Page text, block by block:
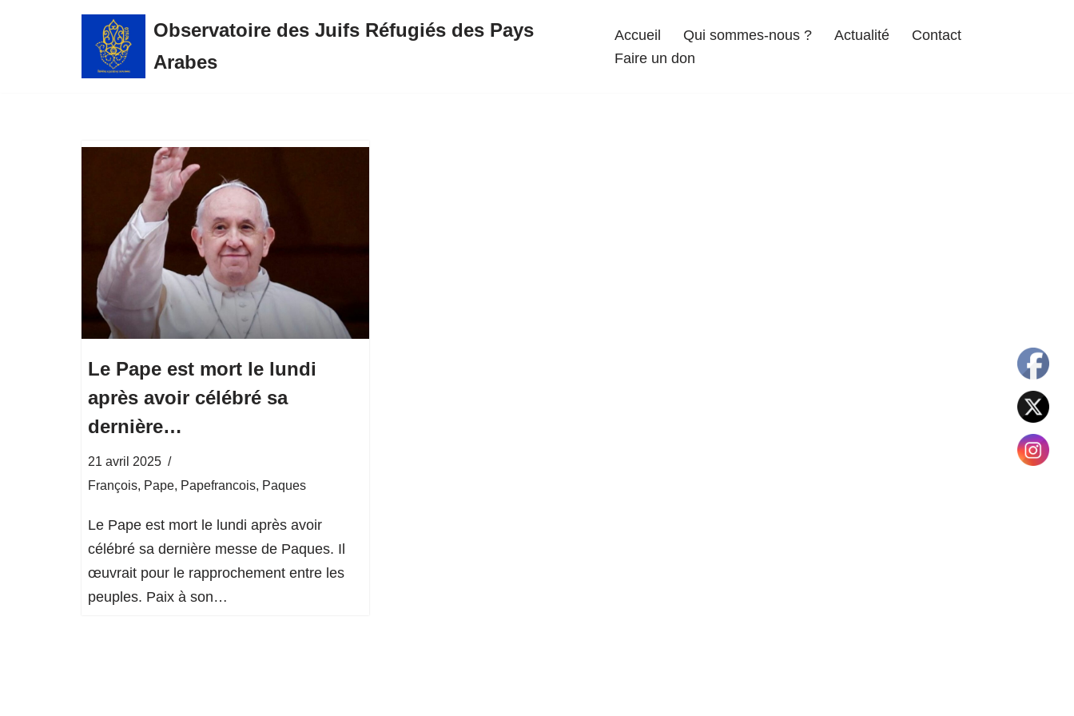
Observatoire des Juifs Réfugiés des Pays
Arabes
Accueil Qui sommes-nous ? Actualité
Contact
Faire un don
Le Pape est mort le lundi
après avoir célébré sa
dernière…
21 avril 2025
François, Pape, Papefrancois, Paques
Le Pape est mort le lundi après avoir
célébré sa dernière messe de Paques. Il
œuvrait pour le rapprochement entre les
peuples. Paix à son…